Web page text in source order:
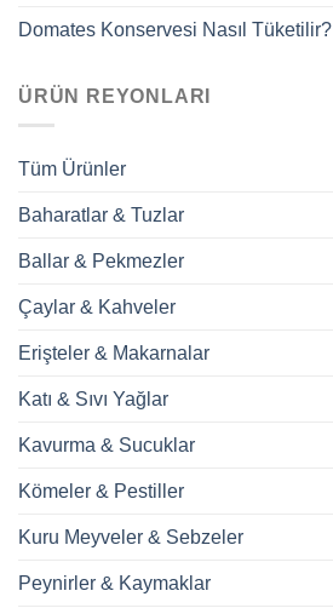
Domates Konservesi Nasıl Tüketilir?
ÜRÜN REYONLARI
Tüm Ürünler
Baharatlar & Tuzlar
Ballar & Pekmezler
Çaylar & Kahveler
Erişteler & Makarnalar
Katı & Sıvı Yağlar
Kavurma & Sucuklar
Kömeler & Pestiller
Kuru Meyveler & Sebzeler
Peynirler & Kaymaklar